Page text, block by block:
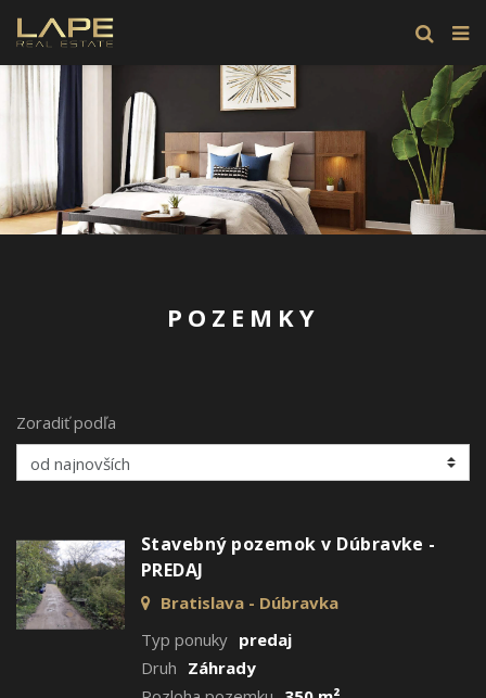
POZEMKY
Zoradiť podľa
Stavebný pozemok v Dúbravke -
PREDAJ
Bratislava - Dúbravka
Typ ponuky predaj
Druh Záhrady